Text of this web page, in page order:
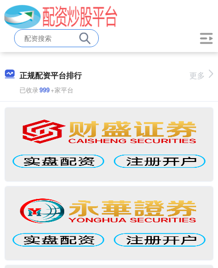
正规配资平台排行
已收录999+家平台
更多